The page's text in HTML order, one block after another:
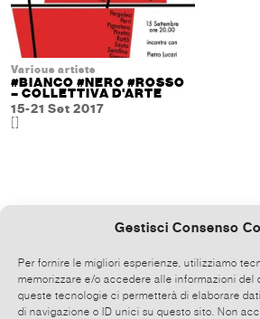
Gestisci Consenso
Per fornire le migliori esperienze, utilizziamo
memorizzare e/o accedere alle informazioni del
queste tecnologie ci permetterà di elaborare
di navigazione o ID unici su questo sito. Non
Various artists
#BIANCO #NERO #ROSSO
– COLLETTIVA D'ARTE
15-21 Set 2017
[]